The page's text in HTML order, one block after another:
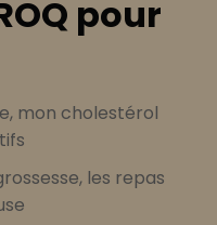
pour
mon cholestérol
les repas